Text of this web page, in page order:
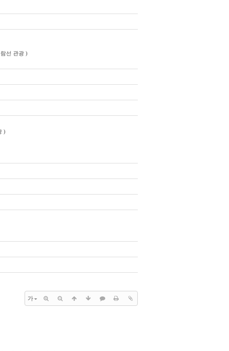
선 관광 )
)
가